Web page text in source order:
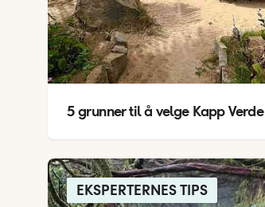
5 grunner til å velge Kapp Verde
EKSPERTERNES TIPS